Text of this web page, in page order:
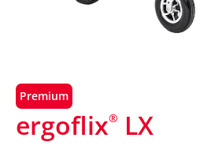
Premium
ergoflix® LX